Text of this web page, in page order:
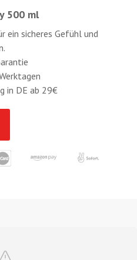
500 ml
ein sicheres Gefühl und
in DE ab 29€